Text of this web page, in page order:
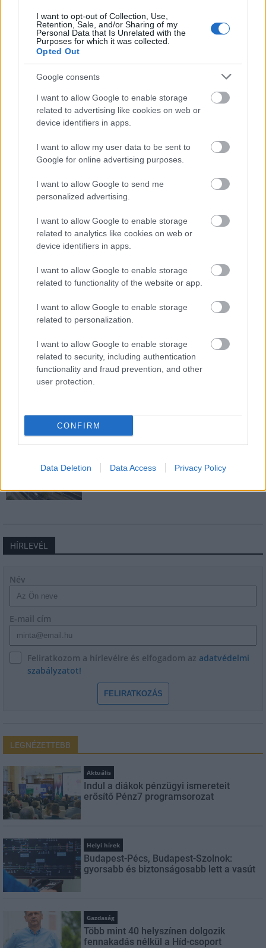
I want to opt-out of Collection, Use,
Retention, Sale, and/or Sharing of my
Personal Data that Is Unrelated with the
Purposes for which it was collected.
Opted Out
Google consents
I want to allow Google to enable storage
related to advertising like cookies on web or
device identifiers in apps.
I want to allow my user data to be sent to
Google for online advertising purposes.
I want to allow Google to send me
personalized advertising.
I want to allow Google to enable storage
related to analytics like cookies on web or
device identifiers in apps.
I want to allow Google to enable storage
related to functionality of the website or app.
I want to allow Google to enable storage
related to personalization.
I want to allow Google to enable storage
related to security, including authentication
functionality and fraud prevention, and other
user protection.
CONFIRM
Data Deletion Data Access Privacy Policy
műemlékfelújítás műemlék restaurálás
megújul a tatai Angolkert
A projekt részeként megújulnak a területen található
műemlékek, köztük a különleges Műromok, valamint a közeli
Várkanyarban álló Nepomuki Szent János híd és szobor is.
Bicske Kelet csomópont építése
Új gyalogosátkelők és jelzőlámpás
Másfélszeresére bővítik
Flórián téri felüljárón
HÍRLEVÉL
Név
E-mail cím
Feliratkozom a hírlevélre és elfogadom az adatvédelmi
szabályzatot!
FELIRATKOZÁS
LEGNÉZETTEBB
Aktuális
Indul a diákok pénzügyi ismereteit
erősítő Pénz7 programsorozat
Helyi hírek
Budapest-Pécs, Budapest-Szolnok:
gyorsabb és biztonságosabb lett a vasút
Gazdaság
Több mint 40 helyszínen dolgozik
fennakadás nélkül a Híd-csoport